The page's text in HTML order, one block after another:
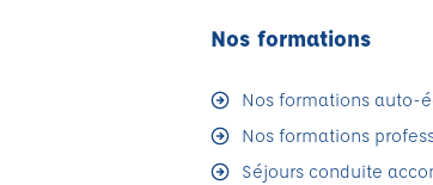
Nos formations
Nos formations auto-
Nos formations
Séjours conduite